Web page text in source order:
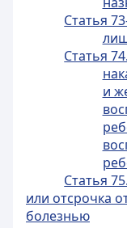
Статья
Статья
и
Статья
или отсрочка
болезнью